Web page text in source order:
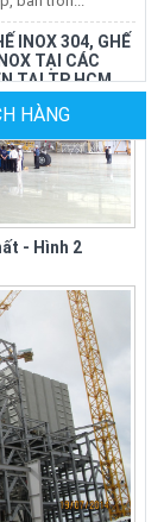
INOX 304, GHẾ
TẠI CÁC
TẠI TP HCM
Thành chuyên
ghế inox, bàn
inox xếp...
XUẤT GHẾ
chuyên sản
tiệc cưới tại
quốc. Nhằm đáp
HÀNG
- Hình 2